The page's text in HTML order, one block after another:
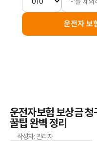
운전자 보
운전자보험 보상금
꿀팁 완벽 정리
작성자: 관리자